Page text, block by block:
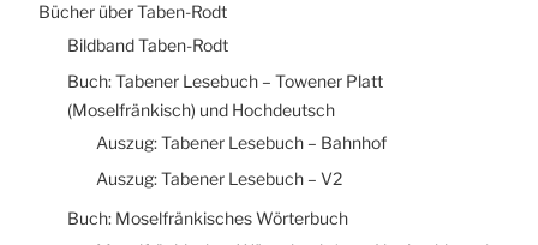
Bücher über Taben-Rodt
Bildband Taben-Rodt
Buch: Tabener Lesebuch – Towener Platt
(Moselfränkisch) und Hochdeutsch
Auszug: Tabener Lesebuch – Bahnhof
Auszug: Tabener Lesebuch – V2
Buch: Moselfränkisches Wörterbuch